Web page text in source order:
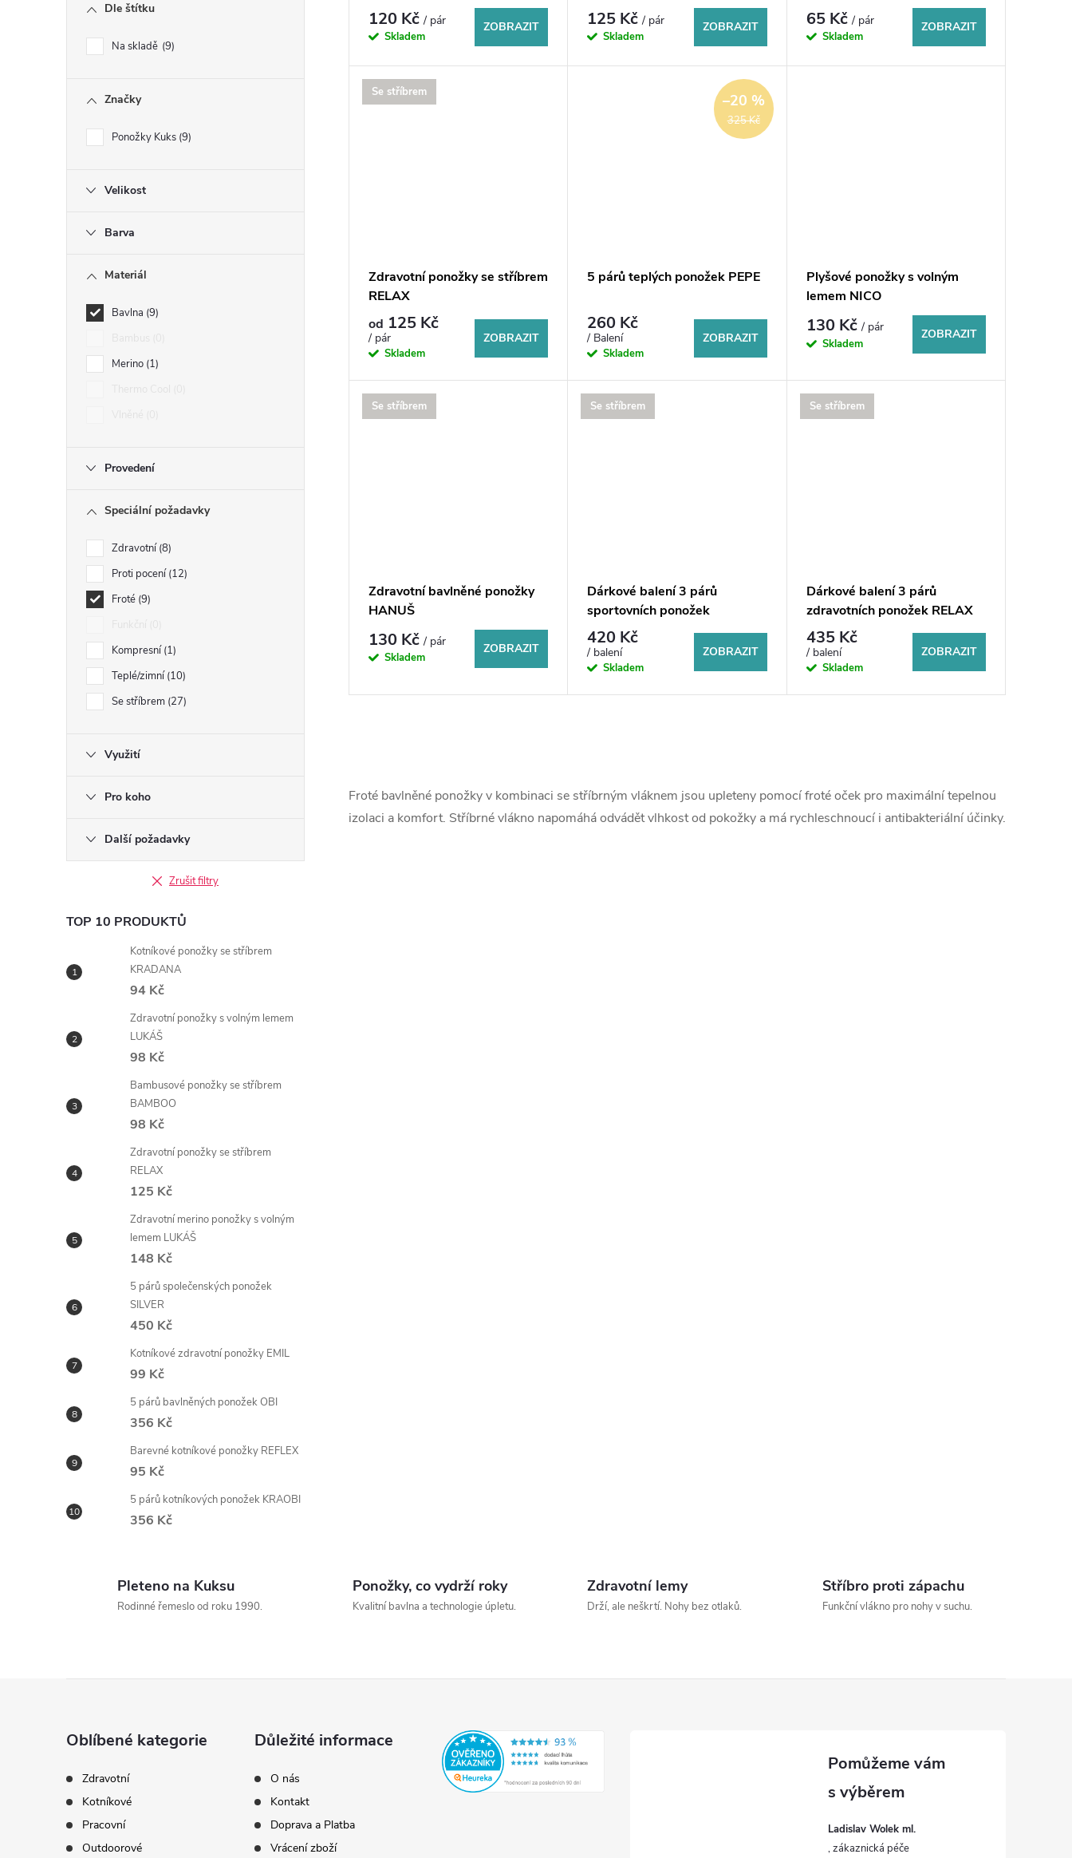
Dle štítku
Na skladě 9
Značky
Ponožky Kuks 9
Velikost
Barva
Materiál
Bavlna 9
Merino 1
Provedení
Speciální požadavky
Zdravotní 8
Proti pocení 12
Froté 9
Kompresní 1
Teplé/zimní 10
Se stříbrem 27
Využití
Pro koho
Další požadavky
Zrušit filtry
TOP 10 PRODUKTŮ
Kotníkové ponožky se stříbrem
KRADANA
94 Kč
Zdravotní ponožky s volným lemem
LUKÁŠ
98 Kč
Bambusové ponožky se stříbrem
BAMBOO
98 Kč
Zdravotní ponožky se stříbrem
RELAX
125 Kč
Zdravotní merino ponožky s volným
lemem LUKÁŠ
148 Kč
5 párů společenských ponožek
SILVER
450 Kč
Kotníkové zdravotní ponožky EMIL
99 Kč
5 párů bavlněných ponožek OBI
356 Kč
Barevné kotníkové ponožky REFLEX
95 Kč
5 párů kotníkových ponožek KRAOBI
356 Kč
u
k
o
d
120 Kč/ pár
Skladem
ZOBRAZIT 125 Kč/ pár
Skladem
ZOBRAZIT 65 Kč/ pár
Skladem
ZOBRAZIT
Se stříbrem
Zdravotní ponožky se stříbrem
RELAX
od 125 Kč
/ pár
Skladem
ZOBRAZIT
325 Kč
–20 %
5 párů teplých ponožek PEPE
260 Kč
/ Balení
Skladem
ZOBRAZIT
Plyšové ponožky s volným
lemem NICO
130 Kč/ pár
Skladem
ZOBRAZIT
Se stříbrem
Zdravotní bavlněné ponožky
HANUŠ
130 Kč/ pár
Skladem
ZOBRAZIT
Se stříbrem
Dárkové balení 3 párů
sportovních ponožek
KRASITO
420 Kč
/ balení
Skladem
ZOBRAZIT
Se stříbrem
Dárkové balení 3 párů
zdravotních ponožek RELAX
435 Kč
/ balení
Skladem
ZOBRAZIT
v
l
Froté bavlněné ponožky v kombinaci se stříbrným vláknem jsou upleteny pomocí froté oček pro maximální tepelnou
izolaci a komfort. Stříbrné vlákno napomáhá odvádět vlhkost od pokožky a má rychleschnoucí i antibakteriální účinky.
Pleteno na Kuksu
Rodinné řemeslo od roku 1990.
Ponožky, co vydrží roky
Kvalitní bavlna a technologie úpletu.
Zdravotní lemy
Drží, ale neškrtí. Nohy bez otlaků.
Stříbro proti zápachu
Funkční vlákno pro nohy v suchu.
Oblíbené kategorie
Zdravotní
Kotníkové
Pracovní
Outdoorové
Důležité informace
O nás
Kontakt
Doprava a Platba
Vrácení zboží
Ladislav Wolek ml.